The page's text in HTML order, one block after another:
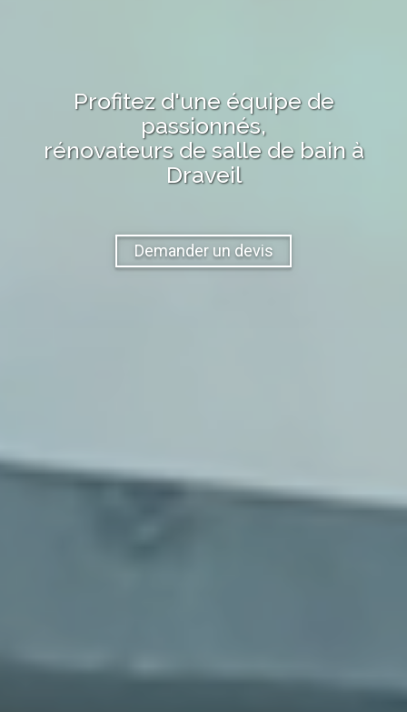
Profitez d'une équipe de
passionnés,
rénovateurs de salle de bainà
Draveil
Demander un devis